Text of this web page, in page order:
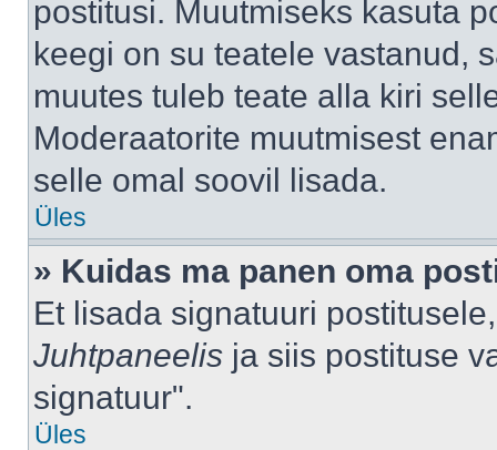
postitusi. Muutmiseks kasuta
keegi on su teatele vastanud,
muutes tuleb teate alla kiri
Moderaatorite muutmisest
selle omal soovil lisada.
Üles
» Kuidas ma panen oma
Et lisada signatuuri
Juhtpaneelis ja siis postituse
signatuur".
Üles